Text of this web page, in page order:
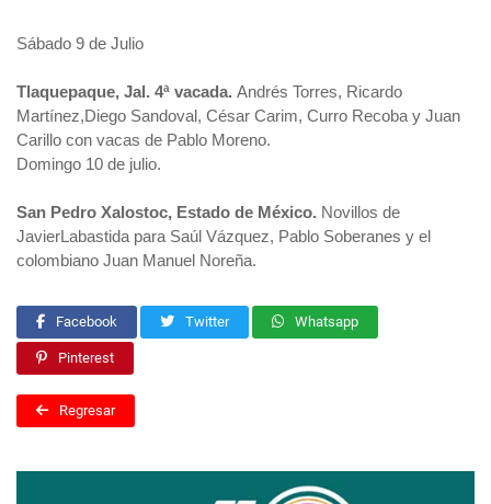
Sábado 9 de Julio
Tlaquepaque, Jal. 4ª vacada. Andrés Torres, Ricardo
Martínez,Diego Sandoval, César Carim, Curro Recoba y Juan
Carillo con vacas de Pablo Moreno.
Domingo 10 de julio.
San Pedro Xalostoc, Estado de México. Novillos de
JavierLabastida para Saúl Vázquez, Pablo Soberanes y el
colombiano Juan Manuel Noreña.
Facebook Twitter Whatsapp
Pinterest
Regresar